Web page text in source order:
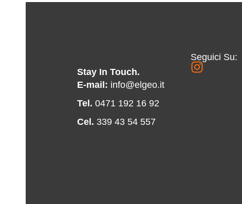
Stay In Touch.
E-mail: info@elgeo.it
Tel. 0471 192 16 92
Cel. 339 43 54 557
Seguici Su: